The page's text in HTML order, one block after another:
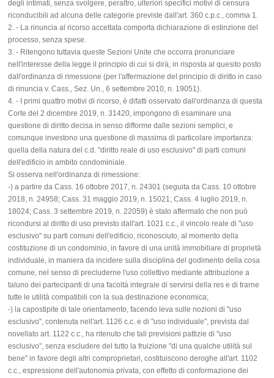
degli intimati, senza svolgere, peraltro, ulteriori specifici motivi di censura
riconducibili ad alcuna delle categorie previste dall'art. 360 c.p.c., comma 1.
2. - La rinuncia al ricorso accettata comporta dichiarazione di estinzione del
processo, senza spese.
3. - Ritengono tuttavia queste Sezioni Unite che occorra pronunciare
nell'interesse della legge il principio di cui si dirà, in risposta al quesito posto
dall'ordinanza di rimessione (per l'affermazione del principio di diritto in caso
di rinuncia v. Cass., Sez. Un., 6 settembre 2010, n. 19051).
4. - I primi quattro motivi di ricorso, è difatti osservato dall'ordinanza di questa
Corte del 2 dicembre 2019, n. 31420, impongono di esaminare una
questione di diritto decisa in senso difforme dalle sezioni semplici, e
comunque investono una questione di massima di particolare importanza:
quella della natura del c.d. "diritto reale di uso esclusivo" di parti comuni
dell'edificio in ambito condominiale.
Si osserva nell'ordinanza di rimessione:
-) a partire da Cass. 16 ottobre 2017, n. 24301 (seguita da Cass. 10 ottobre
2018, n. 24958; Cass. 31 maggio 2019, n. 15021; Cass. 4 luglio 2019, n.
18024; Cass. 3 settembre 2019, n. 22059) è stato affermato che non può
ricondursi al diritto di uso previsto dall'art. 1021 c.c., il vincolo reale di "uso
esclusivo" su parti comuni dell'edificio, riconosciuto, al momento della
costituzione di un condominio, in favore di una unità immobiliare di proprietà
individuale, in maniera da incidere sulla disciplina del godimento della cosa
comune, nel senso di precluderne l'uso collettivo mediante attribuzione a
taluno dei partecipanti di una facoltà integrale di servirsi della res e di trarne
tutte le utilità compatibili con la sua destinazione economica;
-) la capostipite di tale orientamento, facendo leva sulle nozioni di "uso
esclusivo", contenuta nell'art. 1126 c.c. e di "uso individuale", prevista dal
novellato art. 1122 c.c., ha ritenuto che tali previsioni pattizie di "uso
esclusivo", senza escludere del tutto la fruizione "di una qualche utilità sul
bene" in favore degli altri comproprietari, costituiscono deroghe all'art. 1102
c.c., espressione dell'autonomia privata, con effetto di conformazione dei